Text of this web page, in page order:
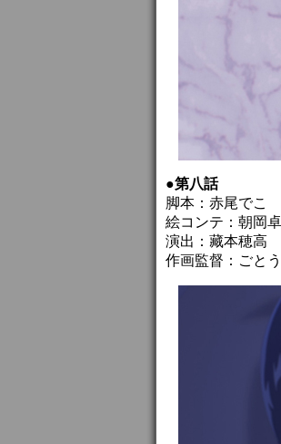
●第八話
脚本：赤尾でこ
絵コンテ：朝岡
演出：藏本穂高
作画監督：ごと